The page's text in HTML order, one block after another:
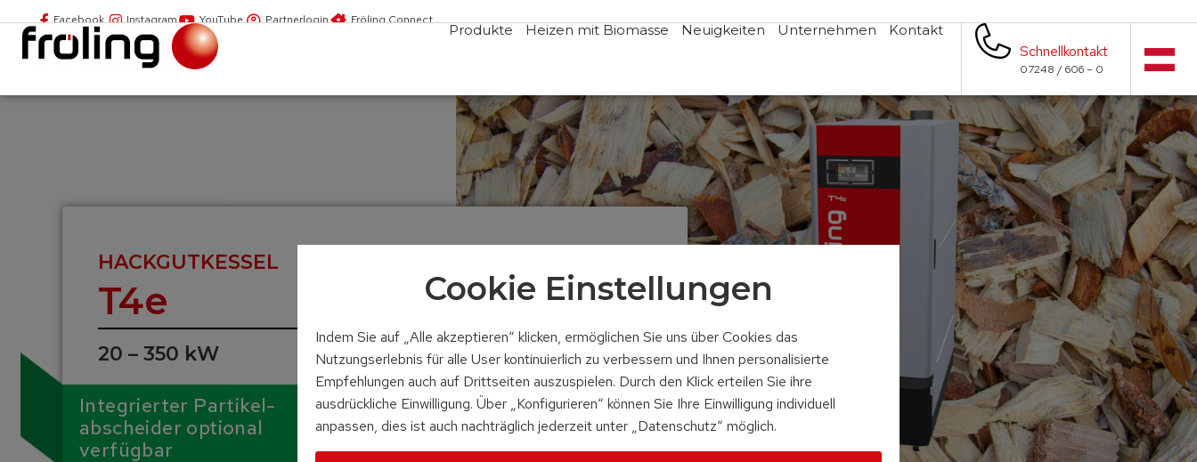
Facebook Instagram YouTube Partnerlogin Fröling Connect
Produkte Heizen mit Biomasse Neuigkeiten Unternehmen Kontakt
Schnellkontakt
07248 / 606 – 0
HACKGUTKESSEL
T4e
20 – 350 kW
Integrierter Partikel-
abscheider optional
verfügbar
Cookie Einstellungen
Indem Sie auf „Alle akzeptieren“ klicken, ermöglichen Sie uns über Cookies das
Nutzungserlebnis für alle User kontinuierlich zu verbessern und Ihnen personalisierte
Empfehlungen auch auf Drittseiten auszuspielen. Durch den Klick erteilen Sie ihre
ausdrückliche Einwilligung. Über „Konfigurieren“ können Sie Ihre Einwilligung individuell
anpassen, dies ist auch nachträglich jederzeit unter „Datenschutz“ möglich.